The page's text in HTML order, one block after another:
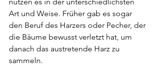
Art und Weise. Früher gab es sogar
den Beruf des Harzers oder Pecher, der
die Bäume bewusst verletzt hat, um
danach das austretende Harz zu
sammeln.